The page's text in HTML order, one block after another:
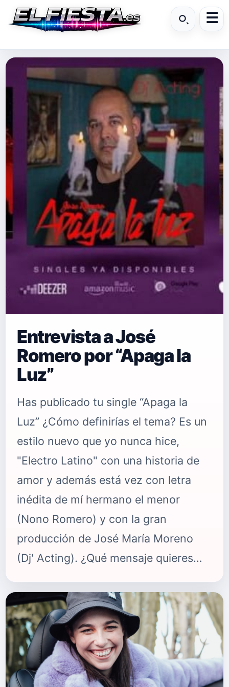
Entrevista a José
Romero por “Apaga la
Luz”
Has publicado tu single “Apaga la
Luz” ¿Cómo definirías el tema? Es un
estilo nuevo que yo nunca hice,
"Electro Latino" con una historia de
amor y además está vez con letra
inédita de mí hermano el menor
(Nono Romero) y con la gran
producción de José María Moreno
(Dj' Acting). ¿Qué mensaje quieres
un chico que siente mucho amor por
una chica y que no necesita luz para
disfrutar de su cuerpo. ¿Qué nos
puedes contar de “Apaga la Luz”?
Este sencillo nace porque mi